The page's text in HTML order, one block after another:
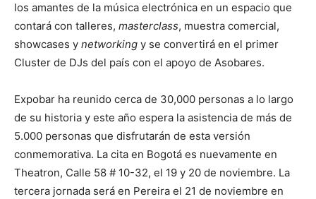
los amantes de la música electrónica en un espacio que
contará con talleres, masterclass, muestra comercial,
showcases y networking y se convertirá en el primer
Cluster de DJs del país con el apoyo de Asobares.
Expobar ha reunido cerca de 30,000 personas a lo largo
de su historia y este año espera la asistencia de más de
5.000 personas que disfrutarán de esta versión
conmemorativa. La cita en Bogotá es nuevamente en
Theatron, Calle 58 # 10-32, el 19 y 20 de noviembre. La
tercera jornada será en Pereira el 21 de noviembre en